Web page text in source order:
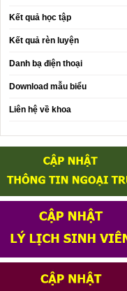
Kết quả học tập
Kết quả rèn luyện
Danh bạ điện thoại
Download mẫu biểu
Liên hệ về khoa